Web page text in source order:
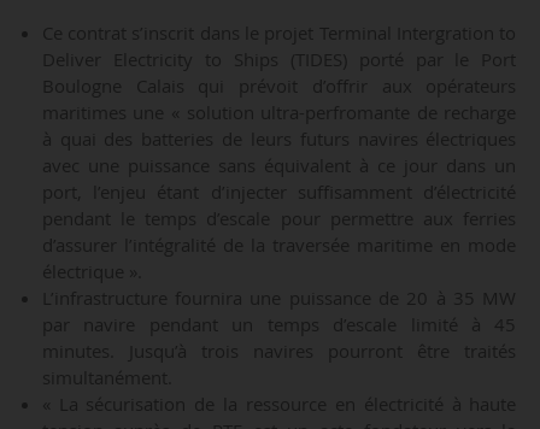
Ce contrat s’inscrit dans le projet Terminal Intergration to
Deliver Electricity to Ships (TIDES) porté par le Port
Boulogne Calais qui prévoit d’offrir aux opérateurs
maritimes une « solution ultra-perfromante de recharge
à quai des batteries de leurs futurs navires électriques
avec une puissance sans équivalent à ce jour dans un
port, l’enjeu étant d’injecter suffisamment d’électricité
pendant le temps d’escale pour permettre aux ferries
d’assurer l’intégralité de la traversée maritime en mode
électrique ».
L’infrastructure fournira une puissance de 20 à 35 MW
par navire pendant un temps d’escale limité à 45
minutes. Jusqu’à trois navires pourront être traités
simultanément.
« La sécurisation de la ressource en électricité à haute